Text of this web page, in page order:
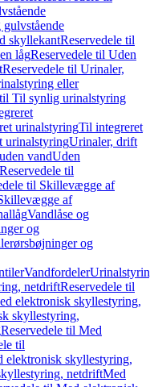
skyllekantReservedele til
lågReservedele til Uden
Reservedele til Urinaler,
eller
Til synlig urinalstyring
urinalstyringTil integreret
urinalstyringUrinaler, drift
vandUden
Reservedele til
til Skillevægge af
af
Vandlåse og
og
og
Vandfordeler
netdriftReservedele til
elektronisk skyllestyring,
skyllestyring,
Reservedele til Med
til
elektronisk skyllestyring,
netdriftMed